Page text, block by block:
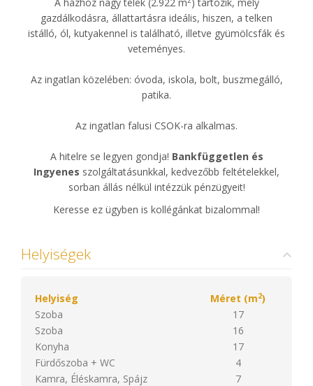
gazdálkodásra, állattartásra ideális, hiszen, a telken
istálló, ól, kutyakennel is található, illetve gyümölcsfák és
veteményes.
Az ingatlan közelében: óvoda, iskola, bolt, buszmegálló,
patika.
Az ingatlan falusi CSOK-ra alkalmas.
A hitelre se legyen gondja! Bankfüggetlen és
Ingyenes szolgáltatásunkkal, kedvezőbb feltételekkel,
sorban állás nélkül intézzük pénzügyeit!
Keresse ez ügyben is kollégánkat bizalommal!
Helyiségek
Helyiség Méret (m2)
Szoba
17
Szoba
16
Konyha
17
Fürdőszoba + WC
4
Kamra, Éléskamra, Spájz
7